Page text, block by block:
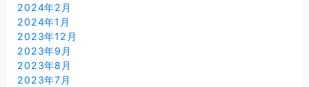
2024年2月
2024年1月
2023年12月
2023年9月
2023年8月
2023年7月